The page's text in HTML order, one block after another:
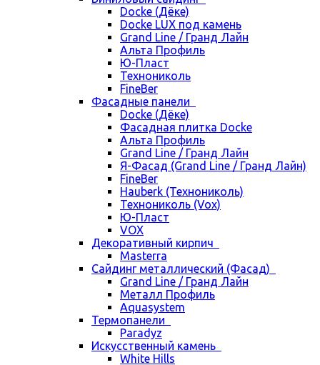
Docke (Дёке)
Docke LUX под камень
Grand Line / Гранд Лайн
Альта Профиль
Ю-Пласт
Технониколь
FineBer
Фасадные панели
Docke (Дёке)
Фасадная плитка Docke
Альта Профиль
Grand Line / Гранд Лайн
Я-Фасад (Grand Line / Гранд Лайн)
FineBer
Hauberk (Технониколь)
Технониколь (Vox)
Ю-Пласт
VOX
Декоративный кирпич
Masterra
Сайдинг металлический (Фасад)
Grand Line / Гранд Лайн
Металл Профиль
Aquasystem
Термопанели
Paradyz
Искусственный камень
White Hills